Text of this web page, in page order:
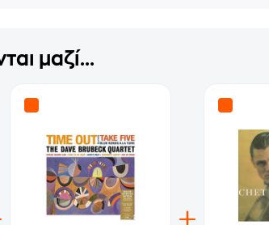
μαζί...